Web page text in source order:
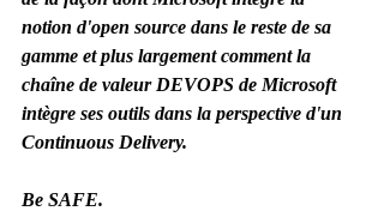
notion d'open source dans le reste de sa
gamme et plus largement comment la
chaîne de valeur DEVOPS de Microsoft
intègre ses outils dans la perspective d'un
Continuous Delivery.
Be SAFE.